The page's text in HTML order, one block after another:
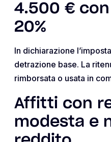
4.500 €
20%
In dichiarazione
detrazione base. La
rimborsata o usata in
Affitti con
modesta e